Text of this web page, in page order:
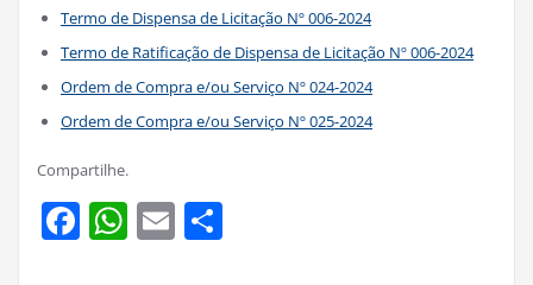
Termo de Dispensa de Licitação Nº 006-2024
Termo de Ratificação de Dispensa de Licitação Nº 006-2024
Ordem de Compra e/ou Serviço Nº 024-2024
Ordem de Compra e/ou Serviço Nº 025-2024
Compartilhe.
Facebook
WhatsApp
Email